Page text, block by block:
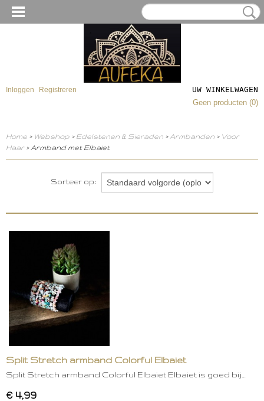
Inloggen Registreren
UW WINKELWAGEN
Geen producten (0)
Home > Webshop > Edelstenen & Sieraden > Armbanden > Voor
Haar > Armband met Elbaiet
Sorteer op:
Split Stretch armband Colorful Elbaiet
Split Stretch armband Colorful Elbaiet Elbaiet is goed bij…
€ 4,99